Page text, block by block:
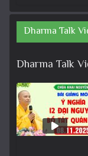
Dharma Talk
Dharma Talk